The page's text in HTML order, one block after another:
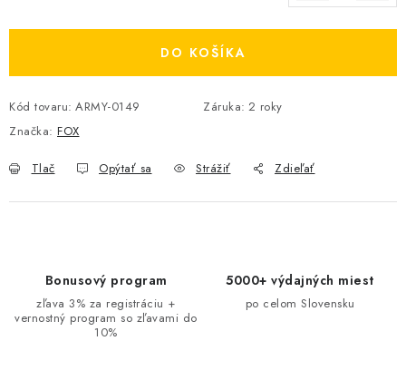
DO KOŠÍKA
Kód tovaru: ARMY-0149 Záruka: 2 roky
Značka: FOX
Tlač Opýtať sa Strážiť Zdieľať
Bonusový program
zľava 3% za registráciu +
vernostný program so zľavami do
10%
5000+ výdajných miest
po celom Slovensku